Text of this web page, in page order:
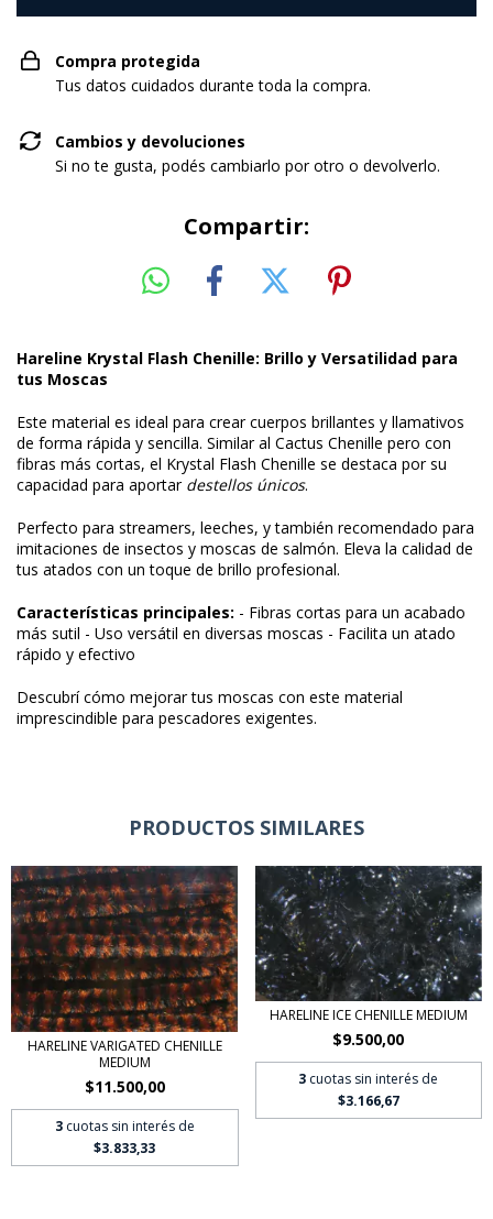
Compra protegida
Tus datos cuidados durante toda la compra.
Cambios y devoluciones
Si no te gusta, podés cambiarlo por otro o devolverlo.
Compartir:
Hareline Krystal Flash Chenille: Brillo y Versatilidad para
tus Moscas
Este material es ideal para crear cuerpos brillantes y llamativos
de forma rápida y sencilla. Similar al Cactus Chenille pero con
fibras más cortas, el Krystal Flash Chenille se destaca por su
capacidad para aportar destellos únicos.
Perfecto para streamers, leeches, y también recomendado para
imitaciones de insectos y moscas de salmón. Eleva la calidad de
tus atados con un toque de brillo profesional.
Características principales: - Fibras cortas para un acabado
más sutil - Uso versátil en diversas moscas - Facilita un atado
rápido y efectivo
Descubrí cómo mejorar tus moscas con este material
imprescindible para pescadores exigentes.
PRODUCTOS SIMILARES
HARELINE VARIGATED CHENILLE
MEDIUM
$11.500,00
3 cuotas sin interés de
$3.833,33
HARELINE ICE CHENILLE MEDIUM
$9.500,00
3 cuotas sin interés de
$3.166,67